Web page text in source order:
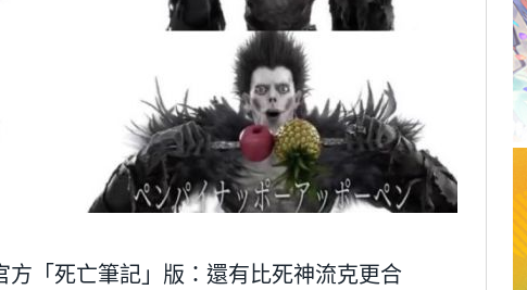
方「死亡筆記」版：還有比死神流克更合